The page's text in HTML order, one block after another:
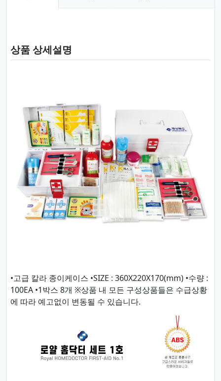
상품 상세설명
•고급 칼라 종이케이스 •SIZE : 360X220X170(mm) •수량 :
100EA •1박스 8개 ※상품 내 모든 구성상품들은 수급상황
에 따라 예고없이 변동될 수 있습니다.